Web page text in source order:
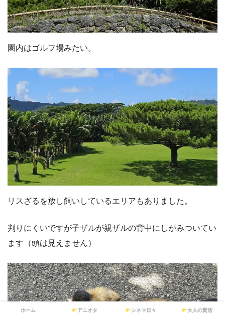
園内はゴルフ場みたい。
リスざるを放し飼いしているエリアもありました。
判りにくいですが子ザルが親ザルの背中にしがみついてい
ます（頭は見えません）
ホーム アニオタ シネマ日々 大人の賢活